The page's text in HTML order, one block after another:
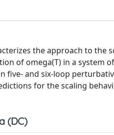
the approach to the
of omega(T) in a system
five- and six-loop
for the scaling
(DC)